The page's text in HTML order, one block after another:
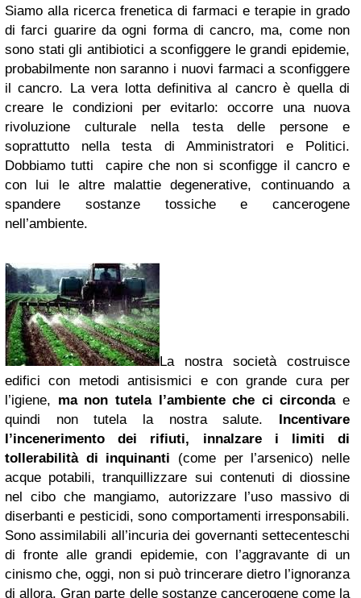
Siamo alla ricerca frenetica di farmaci e terapie in grado
di farci guarire da ogni forma di cancro, ma, come non
sono stati gli antibiotici a sconfiggere le grandi epidemie,
probabilmente non saranno i nuovi farmaci a sconfiggere
il cancro. La vera lotta definitiva al cancro è quella di
creare le condizioni per evitarlo: occorre una nuova
rivoluzione culturale nella testa delle persone e
soprattutto nella testa di Amministratori e Politici.
Dobbiamo tutti capire che non si sconfigge il cancro e
con lui le altre malattie degenerative, continuando a
spandere sostanze tossiche e cancerogene
nell’ambiente.
La nostra società costruisce
edifici con metodi antisismici e con grande cura per
l’igiene, ma non tutela l’ambiente che ci circondae
quindi non tutela la nostra salute. Incentivare
l’incenerimento dei rifiuti, innalzare i limiti di
tollerabilità di inquinanti (come per l’arsenico) nelle
acque potabili, tranquillizzare sui contenuti di diossine
nel cibo che mangiamo, autorizzare l’uso massivo di
diserbanti e pesticidi, sono comportamenti irresponsabili.
Sono assimilabili all’incuria dei governanti settecenteschi
di fronte alle grandi epidemie, con l’aggravante di un
cinismo che, oggi, non si può trincerare dietro l’ignoranza
di allora. Gran parte delle sostanze cancerogene come la